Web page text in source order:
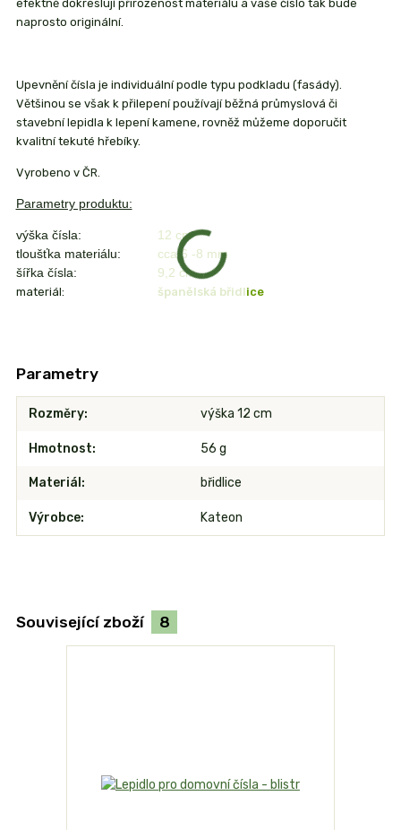
efektně dokreslují přirozenost materiálu a vaše číslo tak bude
naprosto originální.
Upevnění čísla je individuální podle typu podkladu (fasády).
Většinou se však k přilepení používají běžná průmyslová či
stavební lepidla k lepení kamene, rovněž můžeme doporučit
kvalitní tekuté hřebíky.
Vyrobeno v ČR.
Parametry produktu:
výška čísla:
12 cm
tloušťka materiálu:
cca 6 -8 mm
šířka čísla:
9,2 cm
materiál: španělská břidlice
Parametry
Rozměry výška 12 cm
Hmotnost 56 g
Materiál břidlice
Výrobce Kateon
Související zboží 8